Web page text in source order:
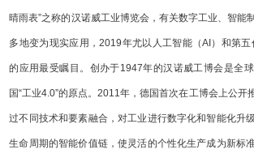
晴雨表”之称的汉诺威工业博览会，有关数字工业、智能
多地变为现实应用，2019年尤以人工智能（AI）和第五
的应用最受瞩目。创办于1947年的汉诺威工博会是全
国“工业4.0”的原点。2011年，德国首次在工博会上公开
过不同技术和要素融合，对工业进行数字化和智能化升
生命周期的智能价值链，使灵活的个性化生产成为新标